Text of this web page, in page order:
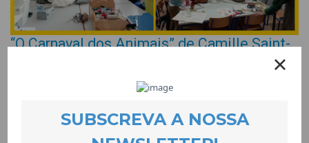
“O Carnaval dos Animais” de Camille Saint-
Saëns ganhou vida na Escola do Largo da
23 February 2023